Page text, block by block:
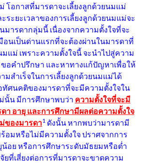
โอกาสที่มารดาจะเลี้ยงลูกด้วยนมแม่
ระยะเวลาของการเลี้ยงลูกด้วยนมแม่จะ
มารดากลุ่มนี้ เนื่องจากความตั้งใจที่จะ
อนเป็นด่านแรกที่จะต้องผ่านในมารดาที่
มแม่ เพราะความตั้งใจนี้ จะนำไปสู่ความ
ขอคำปรึกษา และหาทางแก้ปัญหาเพื่อให้
มสำเร็จในการเลี้ยงลูกด้วยนมแม่ได้
ศนคติของมารดาที่จะมีความตั้งใจใน
นั้น มีการศึกษาพบว่า ความตั้งใจที่จะมี
า อายุ และการศึกษามีผลต่อความตั้งใจ
ของมารดา1 ดังนั้น หากพบว่ามารดามี
อมหรือไม่มีความตั้งใจ ปราศจากการ
น้อย หรือการศึกษาระดับมัธยมหรือต่ำ
ยที่เสี่ยงต่อการที่มารดาจะขาดความ